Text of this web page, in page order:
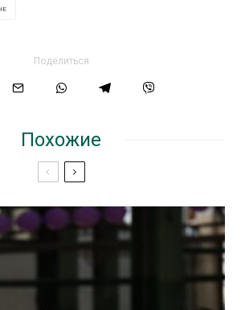
Поделиться
Похожие